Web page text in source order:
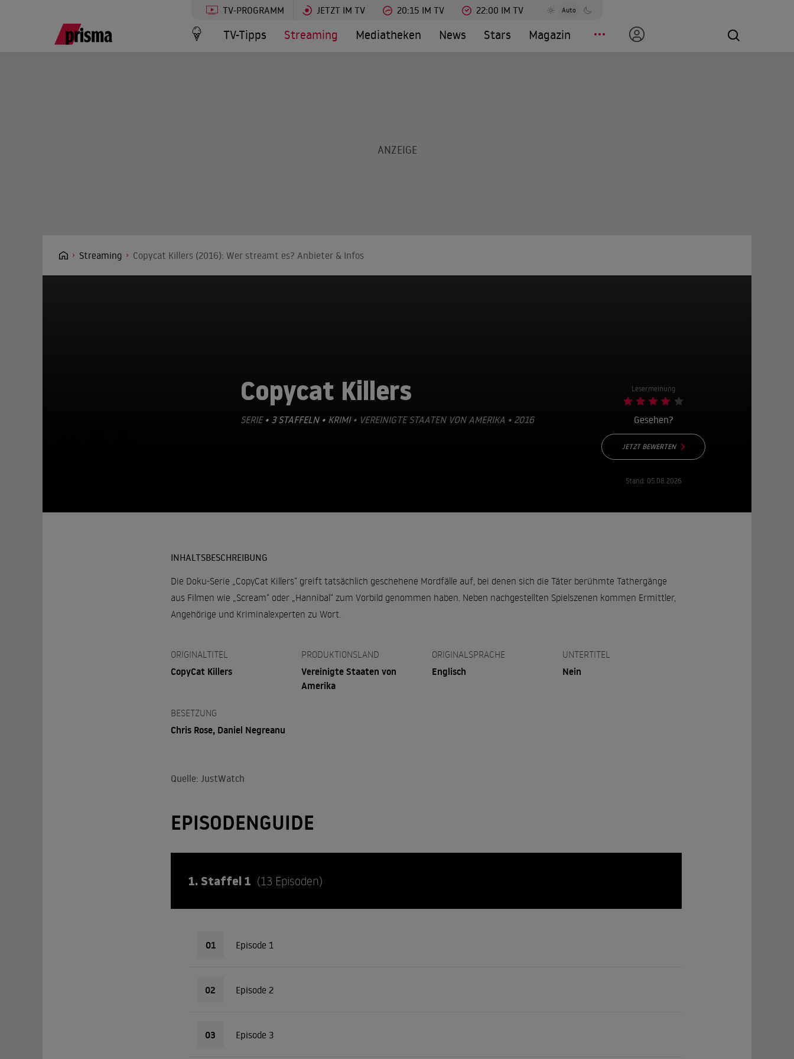
TV-PROGRAMM JETZT IM TV 20:15 IM TV 22:00 IM TV Auto
TV-Tipps Streaming Mediatheken News Stars Magazin
Streaming Copycat Killers (2016): Wer streamt es? Anbieter & Infos
Copycat Killers
SERIE • 3 STAFFELN • KRIMI• VEREINIGTE STAATEN VON AMERIKA • 2016
Lesermeinung
Gesehen?
JETZT BEWERTEN
Stand: 05.08.2026
INHALTSBESCHREIBUNG
Die Doku-Serie „CopyCat Killers“ greift tatsächlich geschehene Mordfälle auf, bei denen sich die Täter berühmte Tathergänge
aus Filmen wie „Scream“ oder „Hannibal“ zum Vorbild genommen haben. Neben nachgestellten Spielszenen kommen Ermittler,
Angehörige und Kriminalexperten zu Wort.
ORIGINALTITEL
CopyCat Killers
PRODUKTIONSLAND
Vereinigte Staaten von
Amerika
ORIGINALSPRACHE
Englisch
UNTERTITEL
Nein
BESETZUNG
Chris Rose, Daniel Negreanu
Quelle: JustWatch
EPISODENGUIDE
1. Staffel 1 (13 Episoden)
01 Episode 1
02 Episode 2
03 Episode 3